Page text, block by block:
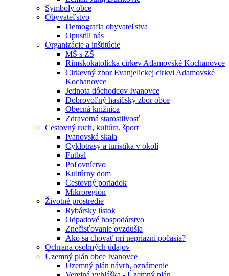
Symboly obce
Obyvateľstvo
Demografia obyvateľstva
Opustili nás
Organizácie a inštitúcie
MŠ s ZŠ
Rímskokatolícka cirkev Adamovské Kochanovce
Cirkevný zbor Evanjelickej cirkvi Adamovské
Kochanovce
Jednota dôchodcov Ivanovce
Dobrovoľný hasičský zbor obce
Obecná knižnica
Zdravotná starostlivosť
Cestovný ruch, kultúra, šport
Ivanovská skala
Cyklotrasy a turistika v okolí
Futbal
Poľovníctvo
Kultúrny dom
Cestovný poriadok
Mikroregión
Životné prostredie
Rybársky lístok
Odpadové hospodárstvo
Znečisťovanie ovzdušia
Ako sa chovať pri nepriazni počasia?
Ochrana osobných údajov
Územný plán obce Ivanovce
Územný plán návrh, oznámenie